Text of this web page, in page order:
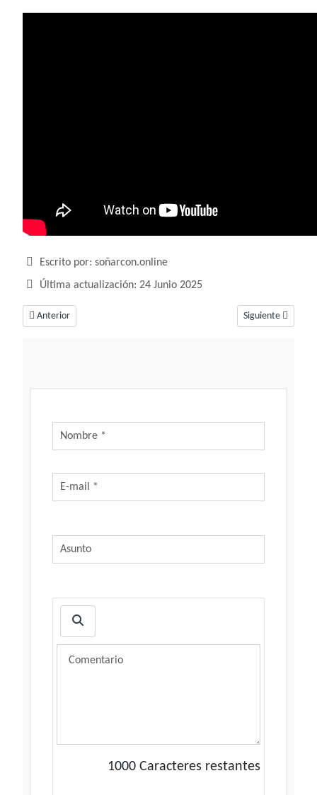
Detalles
Escrito por: soñarcon.online
Última actualización: 24 Junio 2025
Artículo anterior: Soñar con celos, ¿Una falta de confianza en tu
Anterior Artículo siguiente:
Siguiente
1000 Caracteres restantes